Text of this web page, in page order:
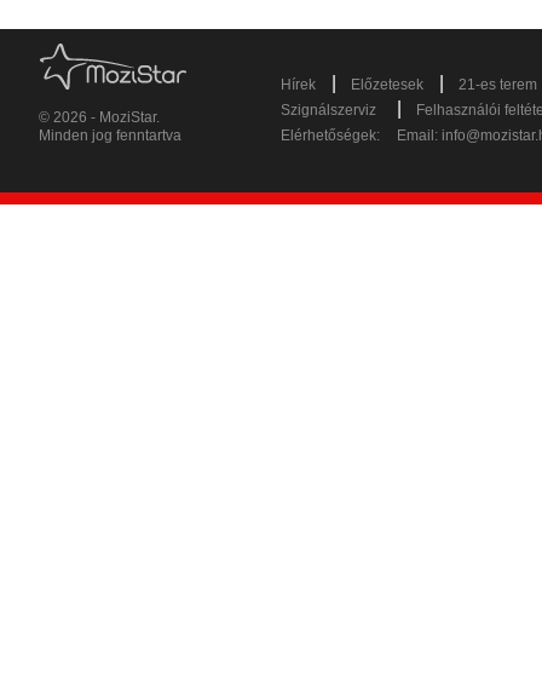
© 2026 - MoziStar.
Minden jog fenntartva
Hírek Előzetesek
21-es terem
Szignálszerviz
Felhasználói
Elérhetőségek:
Email: